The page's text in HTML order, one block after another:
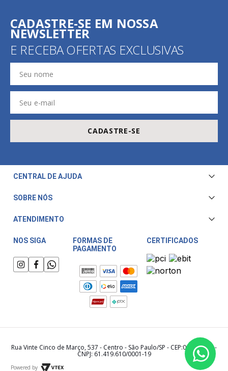
CADASTRE-SE EM NOSSA
NEWSLETTER
E RECEBA OFERTAS EXCLUSIVAS
CADASTRE-SE
CENTRAL DE AJUDA
Central de Atendimento
Trocas e Devoluções
Fale Conosco
Meu Cashback
SOBRE NÓS
ATENDIMENTO
Horário de atendimento:
Segunda a Sexta das 08:00 às 17:30
Sábado das 08:00 às 15:00
NOS SIGA
FORMAS DE
PAGAMENTO
CERTIFICADOS
Rua Vinte Cinco de Março, 537 - Centro - São Paulo/SP - CEP:01021-000 -
CNPJ: 61.419.610/0001-19
Powered by